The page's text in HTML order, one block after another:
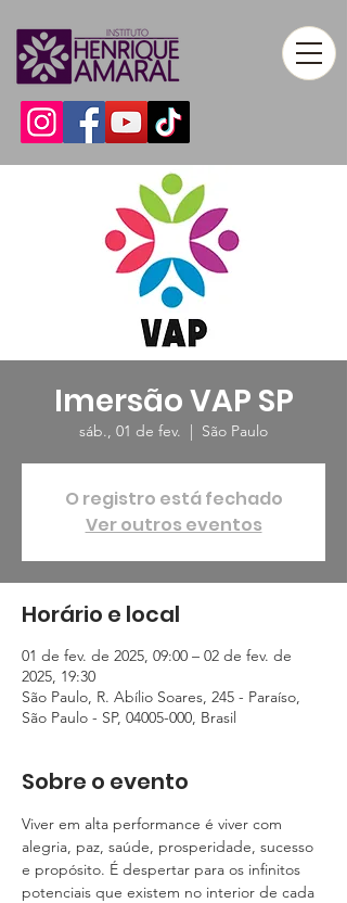
Imersão VAP SP
sáb., 01 de fev.
  |
São Paulo
O registro está fechado
Ver outros eventos
Horário e local
01 de fev. de 2025, 09:00 – 02 de fev. de
2025, 19:30
São Paulo, R. Abílio Soares, 245 - Paraíso,
São Paulo - SP, 04005-000, Brasil
Sobre o evento
Viver em alta performance é viver com
alegria, paz, saúde, prosperidade, sucesso
e propósito. É despertar para os infinitos
potenciais que existem no interior de cada